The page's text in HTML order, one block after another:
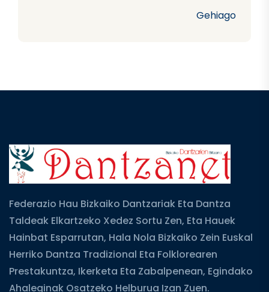
Gehiago
Federazio Hau Bizkaiko Dantzariak Eta Dantza
Taldeak Elkartzeko Xedez Sortu Zen, Eta Hauek
Hainbat Esparrutan, Hala Nola Bizkaiko Zein Euskal
Herriko Dantza Tradizional Eta Folklorearen
Prestakuntza, Ikerketa Eta Zabalpenean, Egindako
Ahaleginak Osatzeko Helburua Izan Zuen.